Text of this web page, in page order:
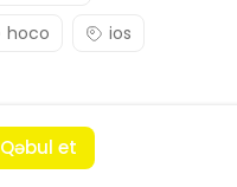
hoco ios
Qəbul et